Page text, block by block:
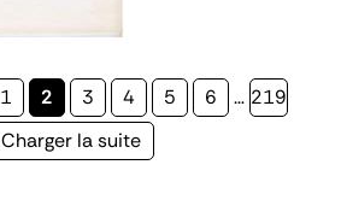
Page
1
Page
courante
2 Page
3 Page
4 Page
5 Page
6 … Page
219
Page
Charger la suite